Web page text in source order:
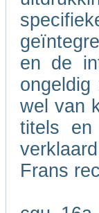
en de
wel van
titels en
Frans